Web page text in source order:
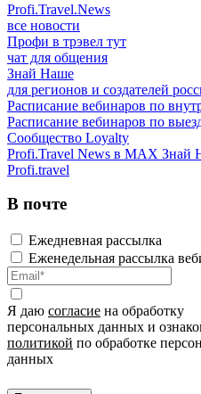
Profi.Travel.News
все новости
Профи в трэвел тут
чат для общения
Знай Наше
для регионов и создателей
Расписание вебинаров по
Расписание вебинаров по
Сообщество Loyalty
Profi.Travel News в MAX Знай
Profi.travel
В почте
Ежедневная рассылка
Еженедельная рассылка
Я даю согласие на обработку
персональных данных и
политикой по обработке
данных